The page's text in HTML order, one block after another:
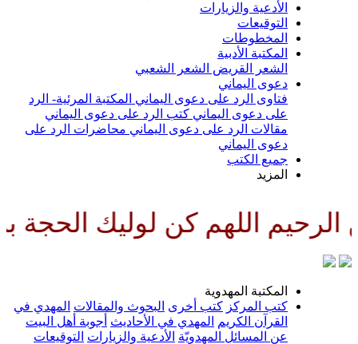
والزيارات
الأدبية
الشعر الشعبي
اليماني
الرد على دعوى اليماني المكتبة المرئية- الرد
دعوى اليماني كتب الرد على دعوى اليماني
الرد على دعوى اليماني محاضرات الرد على
كن لوليك الحجة بن الحسن
المهدوية
كتب أخرى البحوث والمقالات المهدي في
المهدي في الأحاديث أجوبة أهل البيت
المسائل المهدويّة الأدعية والزيارات التوقيعات